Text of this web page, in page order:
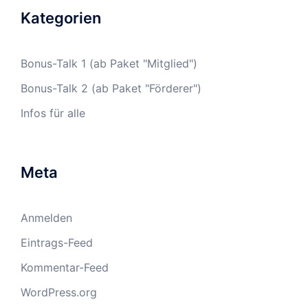
Kategorien
Bonus-Talk 1 (ab Paket "Mitglied")
Bonus-Talk 2 (ab Paket "Förderer")
Infos für alle
Meta
Anmelden
Eintrags-Feed
Kommentar-Feed
WordPress.org